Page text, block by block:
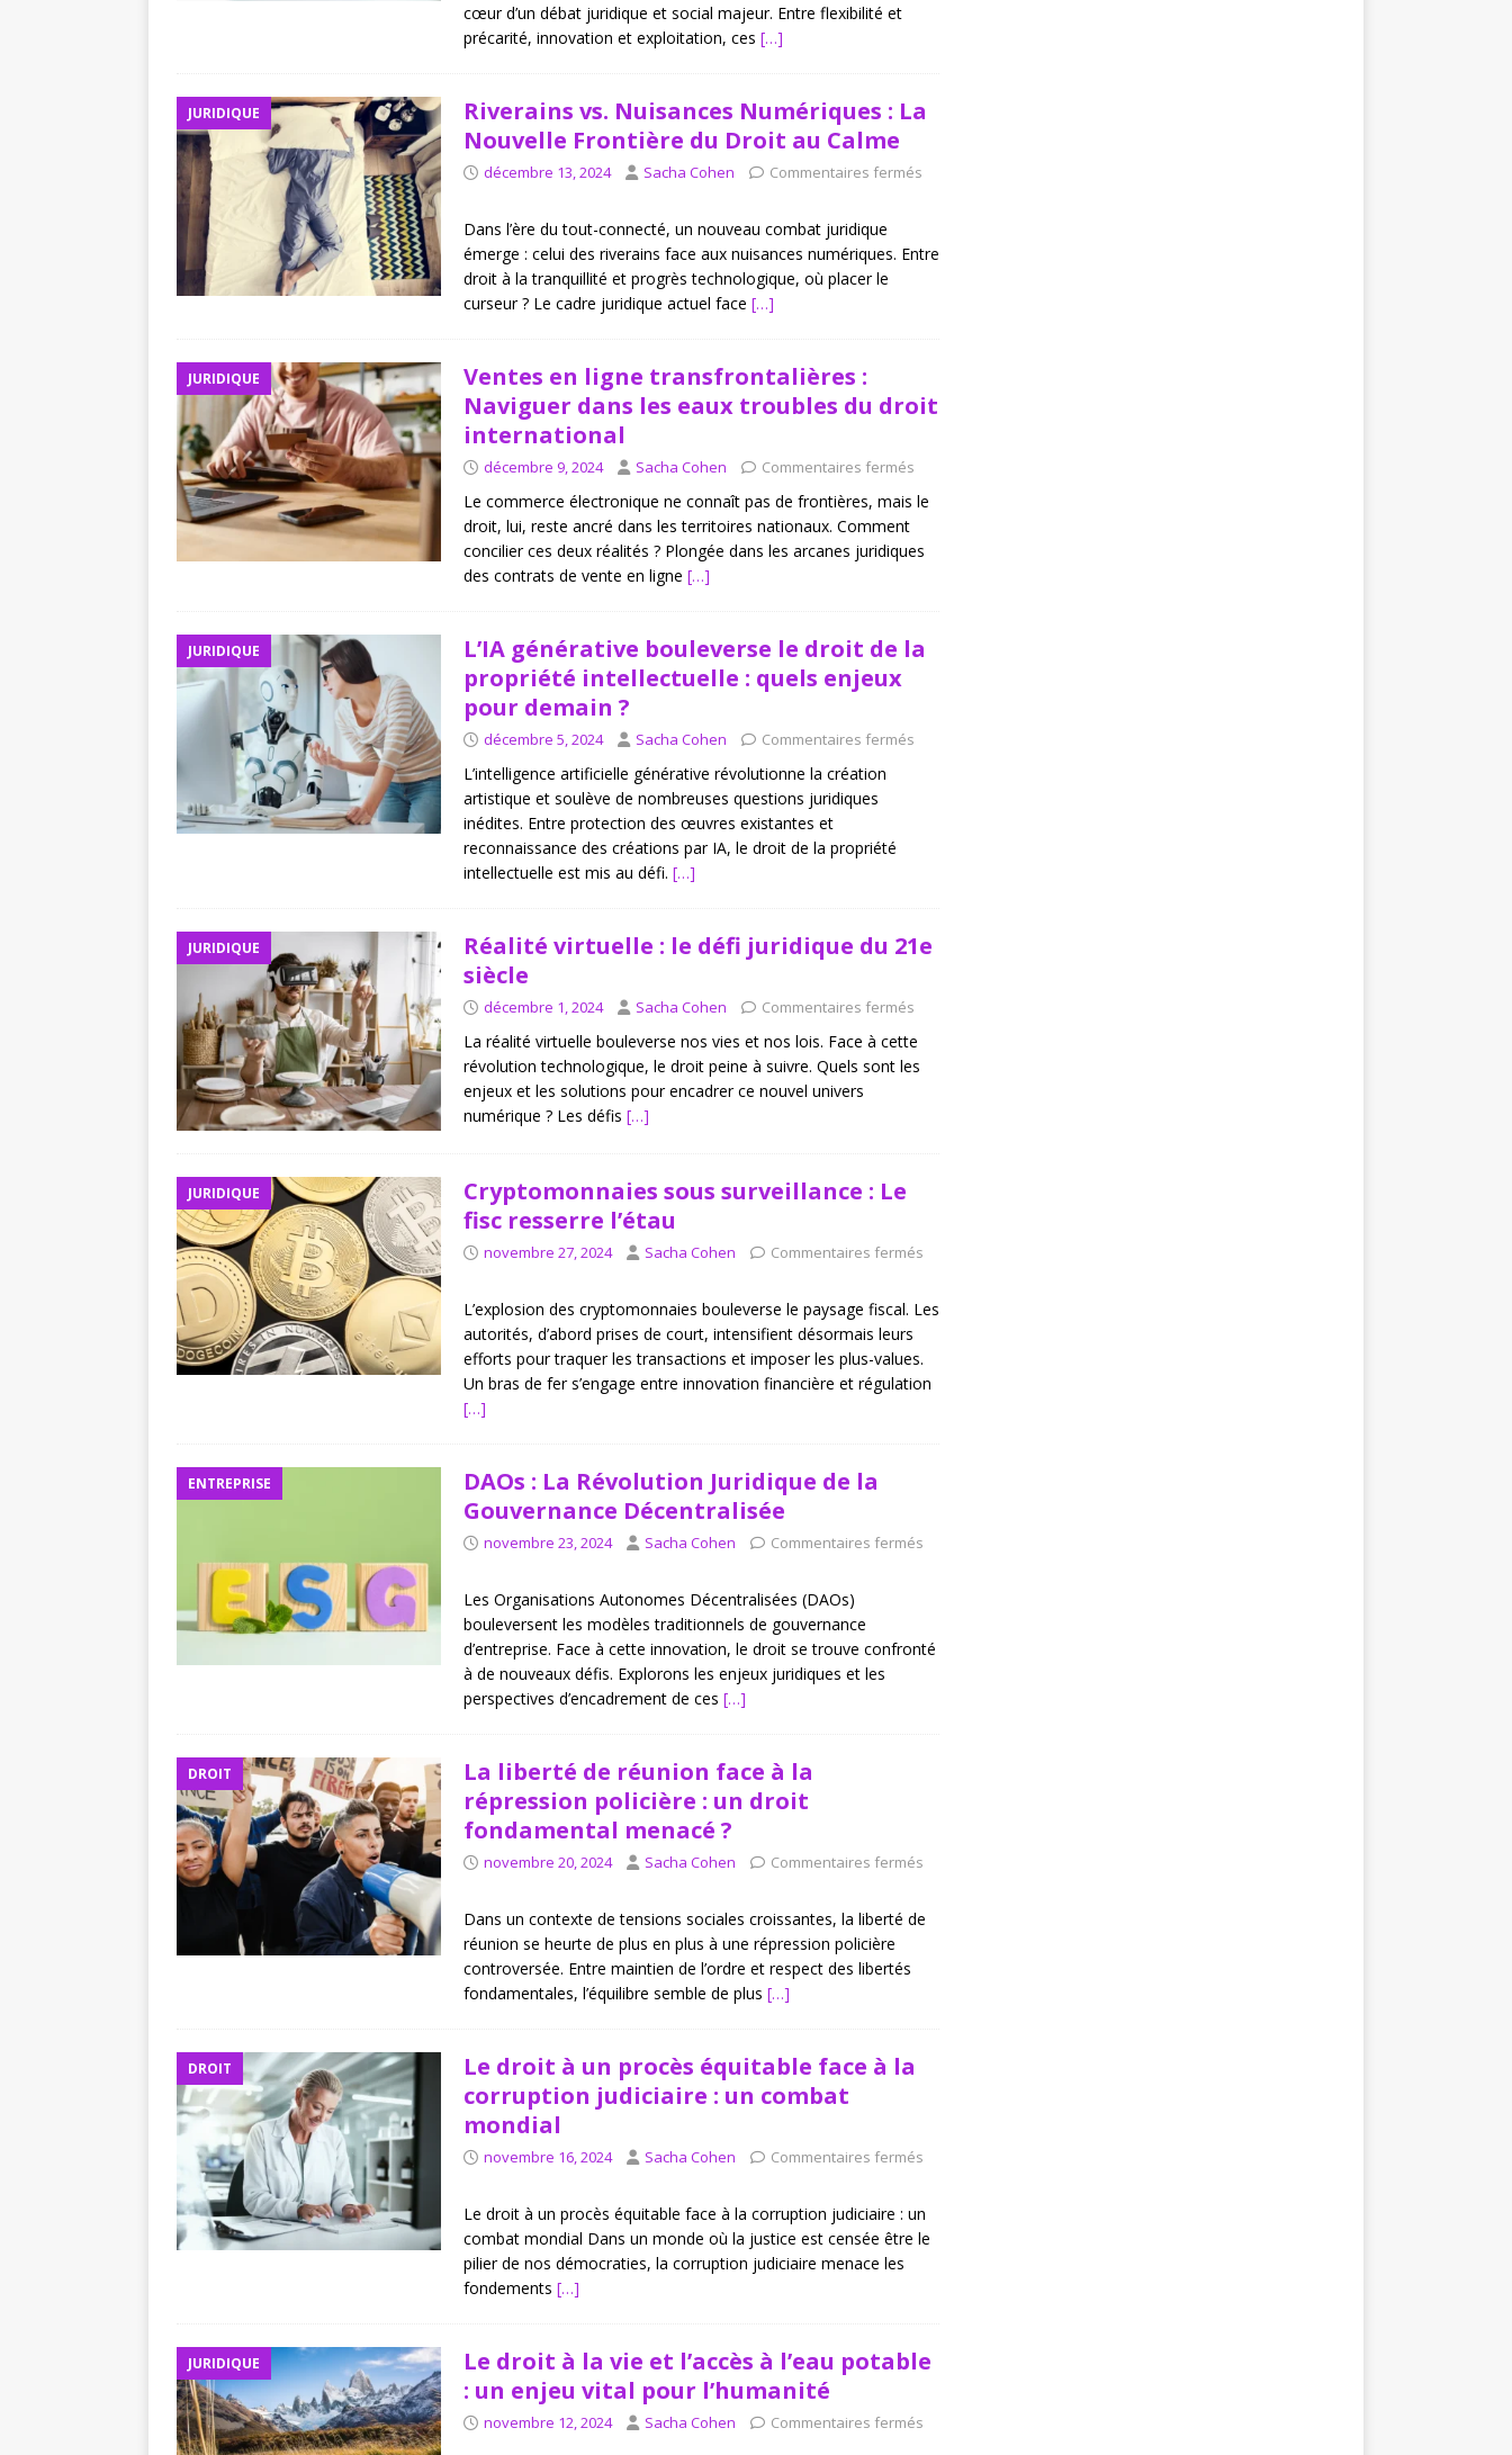
cœur d’un débat juridique et social majeur. Entre flexibilité et
précarité, innovation et exploitation, ces […]
JURIDIQUE
Riverains vs. Nuisances Numériques : La
Nouvelle Frontière du Droit au Calme
décembre 13, 2024 Sacha Cohen Commentaires fermés
Dans l’ère du tout-connecté, un nouveau combat juridique
émerge : celui des riverains face aux nuisances numériques. Entre
droit à la tranquillité et progrès technologique, où placer le
curseur ? Le cadre juridique actuel face […]
JURIDIQUE
Ventes en ligne transfrontalières :
Naviguer dans les eaux troubles du droit
international
décembre 9, 2024 Sacha Cohen Commentaires fermés
Le commerce électronique ne connaît pas de frontières, mais le
droit, lui, reste ancré dans les territoires nationaux. Comment
concilier ces deux réalités ? Plongée dans les arcanes juridiques
des contrats de vente en ligne […]
JURIDIQUE
L’IA générative bouleverse le droit de la
propriété intellectuelle : quels enjeux
pour demain ?
décembre 5, 2024 Sacha Cohen Commentaires fermés
L’intelligence artificielle générative révolutionne la création
artistique et soulève de nombreuses questions juridiques
inédites. Entre protection des œuvres existantes et
reconnaissance des créations par IA, le droit de la propriété
intellectuelle est mis au défi. […]
JURIDIQUE
Réalité virtuelle : le défi juridique du 21e
siècle
décembre 1, 2024 Sacha Cohen Commentaires fermés
La réalité virtuelle bouleverse nos vies et nos lois. Face à cette
révolution technologique, le droit peine à suivre. Quels sont les
enjeux et les solutions pour encadrer ce nouvel univers
numérique ? Les défis […]
JURIDIQUE
Cryptomonnaies sous surveillance : Le
fisc resserre l’étau
novembre 27, 2024 Sacha Cohen Commentaires fermés
L’explosion des cryptomonnaies bouleverse le paysage fiscal. Les
autorités, d’abord prises de court, intensifient désormais leurs
efforts pour traquer les transactions et imposer les plus-values.
Un bras de fer s’engage entre innovation financière et régulation
[…]
ENTREPRISE
DAOs : La Révolution Juridique de la
Gouvernance Décentralisée
novembre 23, 2024 Sacha Cohen Commentaires fermés
Les Organisations Autonomes Décentralisées (DAOs)
bouleversent les modèles traditionnels de gouvernance
d’entreprise. Face à cette innovation, le droit se trouve confronté
à de nouveaux défis. Explorons les enjeux juridiques et les
perspectives d’encadrement de ces […]
DROIT
La liberté de réunion face à la
répression policière : un droit
fondamental menacé ?
novembre 20, 2024 Sacha Cohen Commentaires fermés
Dans un contexte de tensions sociales croissantes, la liberté de
réunion se heurte de plus en plus à une répression policière
controversée. Entre maintien de l’ordre et respect des libertés
fondamentales, l’équilibre semble de plus […]
DROIT
Le droit à un procès équitable face à la
corruption judiciaire : un combat
mondial
novembre 16, 2024 Sacha Cohen Commentaires fermés
Le droit à un procès équitable face à la corruption judiciaire : un
combat mondial Dans un monde où la justice est censée être le
pilier de nos démocraties, la corruption judiciaire menace les
fondements […]
JURIDIQUE
Le droit à la vie et l’accès à l’eau potable
: un enjeu vital pour l’humanité
novembre 12, 2024 Sacha Cohen Commentaires fermés